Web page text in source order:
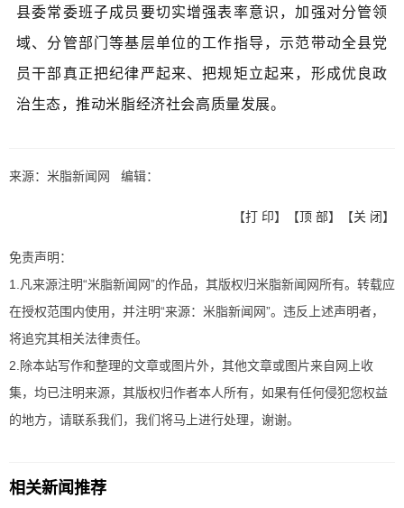
县委常委班子成员要切实增强表率意识，加强对分管领
域、分管部门等基层单位的工作指导，示范带动全县党
员干部真正把纪律严起来、把规矩立起来，形成优良政
治生态，推动米脂经济社会高质量发展。
来源：米脂新闻网 编辑：
【打 印】【顶 部】【关 闭】
免责声明：
1.凡来源注明“米脂新闻网”的作品，其版权归米脂新闻网所有。转载应
在授权范围内使用，并注明“来源：米脂新闻网”。违反上述声明者，
将追究其相关法律责任。
2.除本站写作和整理的文章或图片外，其他文章或图片来自网上收
集，均已注明来源，其版权归作者本人所有，如果有任何侵犯您权益
的地方，请联系我们，我们将马上进行处理，谢谢。
相关新闻推荐